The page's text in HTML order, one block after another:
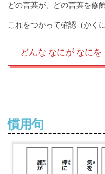
どの言葉が、どの言葉を修
これをつかって確認（かく
どんな なにが なにを
慣用句